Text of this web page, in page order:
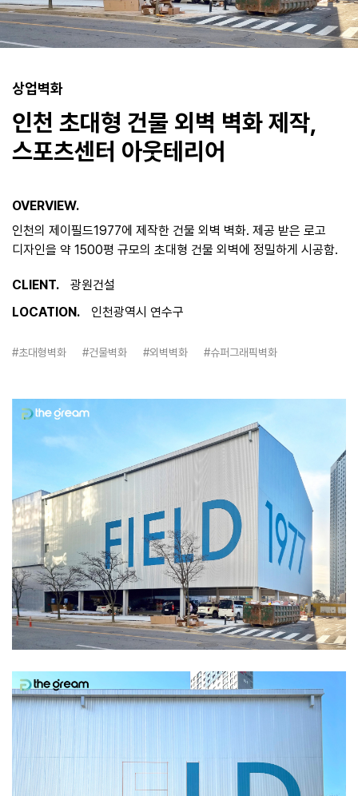
상업벽화
인천 초대형 건물 외벽 벽화 제작,
스포츠센터 아웃테리어
OVERVIEW.
인천의 제이필드1977에 제작한 건물 외벽 벽화. 제공 받은 로고
디자인을 약 1500평 규모의 초대형 건물 외벽에 정밀하게 시공함.
CLIENT.
광원건설
LOCATION.
인천광역시 연수구
#초대형벽화 #건물벽화 #외벽벽화 #슈퍼그래픽벽화